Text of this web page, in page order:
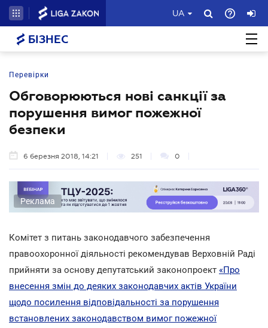
UA
БІЗНЕС
Перевірки
Обговорюються нові санкції за
порушення вимог пожежної
безпеки
6 березня 2018, 14:21 251 0
Реклама
Комітет з питань законодавчого забезпечення
правоохоронної діяльності рекомендував Верховній Раді
прийняти за основу депутатський законопроект «Про
внесення змін до деяких законодавчих актів України
щодо посилення відповідальності за порушення
встановлених законодавством вимог пожежної